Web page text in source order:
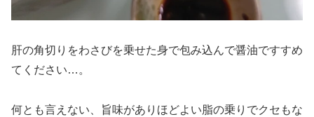
肝の角切りをわさびを乗せた身で包み込んで醤油ですすめ
てください…。
何とも言えない、旨味がありほどよい脂の乗りでクセもな